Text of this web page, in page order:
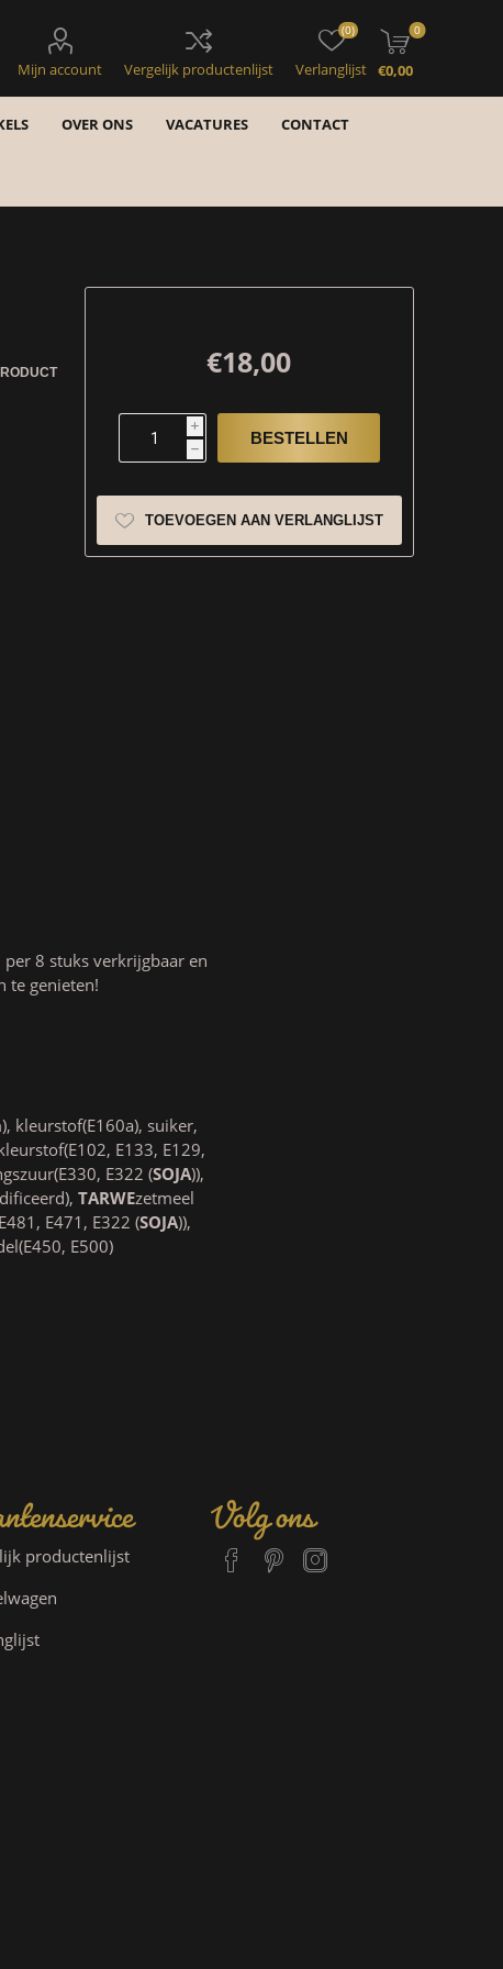
Mijn account Vergelijk productenlijst Verlanglijst
(0) 0
€0,00
OVER ONS VACATURES CONTACT
€18,00
i
h
TOEVOEGEN AAN VERLANGLIJST
8 stuks verkrijgbaar en
te genieten!
kleurstof(E160a), suiker,
E133, E129,
E322 (SOJA)),
TARWEzetmeel
E471, E322 (SOJA)),
E500)
productenlijst
Volg ons